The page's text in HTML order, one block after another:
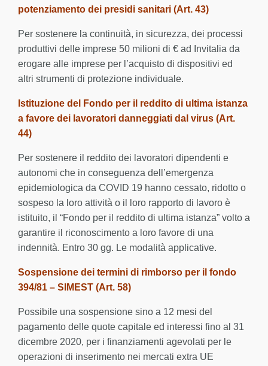
potenziamento dei presidi sanitari (Art. 43)
Per sostenere la continuità, in sicurezza, dei processi
produttivi delle imprese 50 milioni di € ad Invitalia da
erogare alle imprese per l’acquisto di dispositivi ed
altri strumenti di protezione individuale.
Istituzione del Fondo per il reddito di ultima istanza
a favore dei lavoratori danneggiati dal virus (Art.
44)
Per sostenere il reddito dei lavoratori dipendenti e
autonomi che in conseguenza dell’emergenza
epidemiologica da COVID 19 hanno cessato, ridotto o
sospeso la loro attività o il loro rapporto di lavoro è
istituito, il “Fondo per il reddito di ultima istanza” volto a
garantire il riconoscimento a loro favore di una
indennità. Entro 30 gg. Le modalità applicative.
Sospensione dei termini di rimborso per il fondo
394/81 – SIMEST (Art. 58)
Possibile una sospensione sino a 12 mesi del
pagamento delle quote capitale ed interessi fino al 31
dicembre 2020, per i finanziamenti agevolati per le
operazioni di inserimento nei mercati extra UE